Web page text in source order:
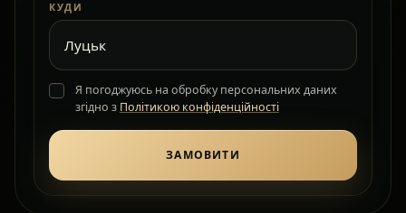
КУДИ
Я погоджуюсь на обробку персональних даних
згідно з Політикою конфіденційності
ЗАМОВИТИ